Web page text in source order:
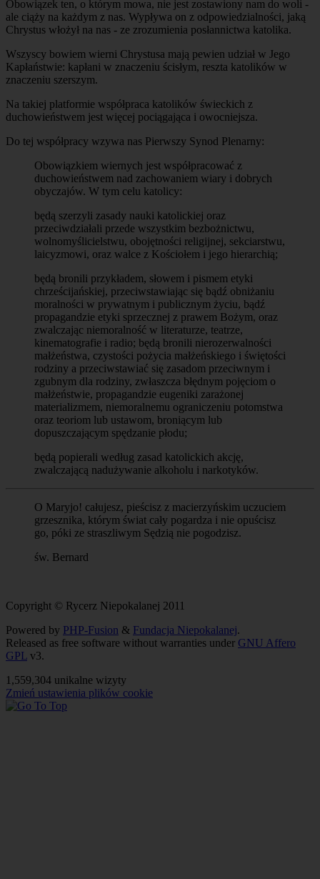
Obowiązek ten, o którym mowa, nie jest zostawiony nam do woli -
ale ciąży na każdym z nas. Wypływa on z odpowiedzialności, jaką
Chrystus włożył na nas - ze zrozumienia posłannictwa katolika.
Wszyscy bowiem wierni Chrystusa mają pewien udział w Jego
Kapłaństwie: kapłani w znaczeniu ścisłym, reszta katolików w
znaczeniu szerszym.
Na takiej platformie współpraca katolików świeckich z
duchowieństwem jest więcej pociągająca i owocniejsza.
Do tej współpracy wzywa nas Pierwszy Synod Plenarny:
Obowiązkiem wiernych jest współpracować z
duchowieństwem nad zachowaniem wiary i dobrych
obyczajów. W tym celu katolicy:
będą szerzyli zasady nauki katolickiej oraz
przeciwdziałali przede wszystkim bezbożnictwu,
wolnomyślicielstwu, obojętności religijnej, sekciarstwu,
laicyzmowi, oraz walce z Kościołem i jego hierarchią;
będą bronili przykładem, słowem i pismem etyki
chrześcijańskiej, przeciwstawiając się bądź obniżaniu
moralności w prywatnym i publicznym życiu, bądź
propagandzie etyki sprzecznej z prawem Bożym, oraz
zwalczając niemoralność w literaturze, teatrze,
kinematografie i radio; będą bronili nierozerwalności
małżeństwa, czystości pożycia małżeńskiego i świętości
rodziny a przeciwstawiać się zasadom przeciwnym i
zgubnym dla rodziny, zwłaszcza błędnym pojęciom o
małżeństwie, propagandzie eugeniki zarażonej
materializmem, niemoralnemu ograniczeniu potomstwa
oraz teoriom lub ustawom, broniącym lub
dopuszczającym spędzanie płodu;
będą popierali według zasad katolickich akcję,
zwalczającą nadużywanie alkoholu i narkotyków.
O Maryjo! całujesz, pieścisz z macierzyńskim uczuciem
grzesznika, którym świat cały pogardza i nie opuścisz
go, póki ze straszliwym Sędzią nie pogodzisz.
św. Bernard
Copyright © Rycerz Niepokalanej 2011
Powered by PHP-Fusion & Fundacja Niepokalanej.
Released as free software without warranties under GNU Affero
GPL v3.
1,559,304 unikalne wizyty
Zmień ustawienia plików cookie